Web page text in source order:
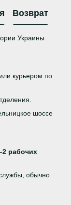
Возврат
Украины
курьером по
шоссе
рабочих
обычно